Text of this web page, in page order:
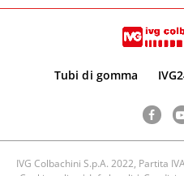
Tubi di gomma
IVG Colbachini S.p.A. 2022, Partita